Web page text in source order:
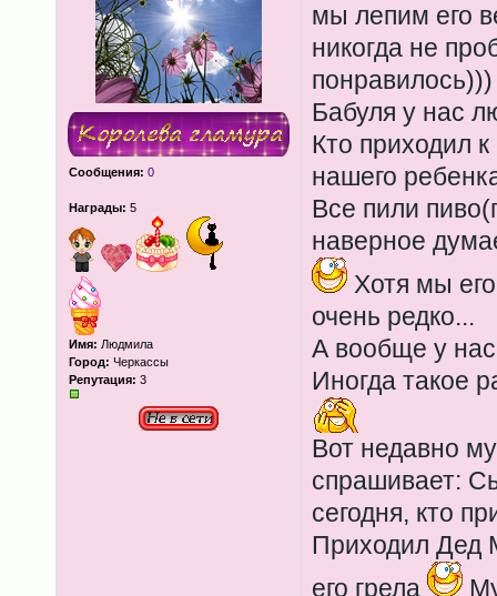
Сообщения: 0
Награды: 5
Имя: Людмила
Город: Черкассы
Репутация: 3
мы лепим его
никогда не
Бабуля у нас
Кто приходил
нашего
Все пили
наверное
Хотя мы
очень редко...
А вообще у
Иногда такое
Вот недавно
спрашивает:
сегодня, кто
Приходил Дед
его грела